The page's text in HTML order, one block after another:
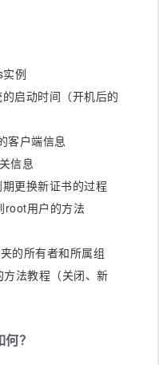
例
启动时间（开机后的
客户端信息
信息
更换新证书的过程
root用户的方法
的所有者和所属组
法教程（关闭、新
？